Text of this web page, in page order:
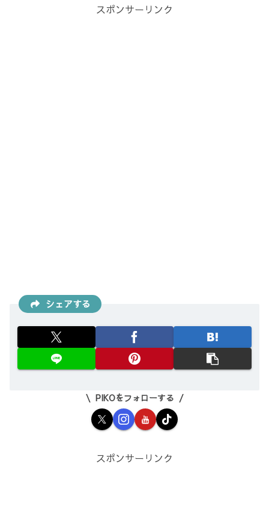
スポンサーリンク
シェアする
PIKOをフォローする
スポンサーリンク